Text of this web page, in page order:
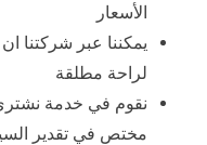
الأسعار
يمكننا عبر شركتنا ان
لراحة مطلقة
نقوم في خدمة
مختص في تقدير